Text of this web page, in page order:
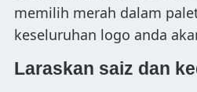
memilih merah dalam
keseluruhan logo anda
Laraskan saiz dan